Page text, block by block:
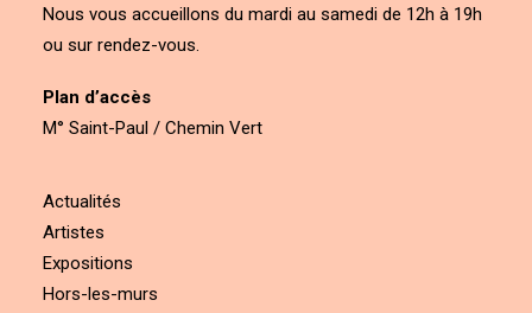
Nous vous accueillons du mardi au samedi de 12h à 19h
ou sur rendez-vous.
Plan d’accès
M° Saint-Paul / Chemin Vert
Actualités
Artistes
Expositions
Hors-les-murs